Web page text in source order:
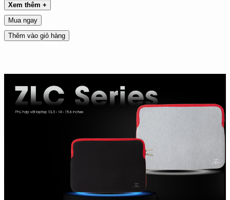
Xem thêm +
Mua ngay
Thêm vào giỏ hàng